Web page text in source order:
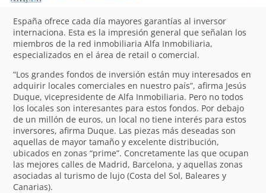
España ofrece cada día mayores garantías al inversor
internaciona. Esta es la impresión general que señalan los
miembros de la red inmobiliaria Alfa Inmobiliaria,
especializados en el área de retail o comercial.
“Los grandes fondos de inversión están muy interesados en
adquirir locales comerciales en nuestro país”, afirma Jesús
Duque, vicepresidente de Alfa Inmobiliaria. Pero no todos
los locales son interesantes para estos fondos. Por debajo
de un millón de euros, un local no tiene interés para estos
inversores, afirma Duque. Las piezas más deseadas son
aquellas de mayor tamaño y excelente distribución,
ubicados en zonas “prime”. Concretamente las que ocupan
las mejores calles de Madrid, Barcelona, y aquellas zonas
asociadas al turismo de lujo (Costa del Sol, Baleares y
Canarias).